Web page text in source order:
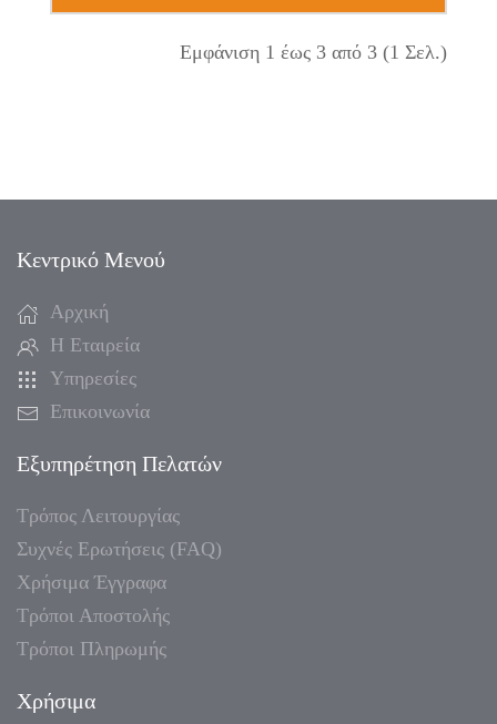
Εμφάνιση 1 έως 3 από 3 (1 Σελ.)
Κεντρικό Μενού
Αρχική
Η Εταιρεία
Υπηρεσίες
Επικοινωνία
Εξυπηρέτηση Πελατών
Τρόπος Λειτουργίας
Συχνές Ερωτήσεις (FAQ)
Χρήσιμα Έγγραφα
Τρόποι Αποστολής
Τρόποι Πληρωμής
Χρήσιμα